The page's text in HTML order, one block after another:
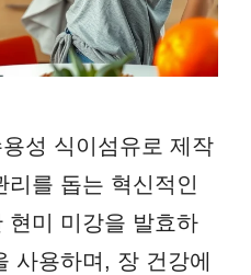
성 식이섬유로 제작
리를 돕는 혁신적인
현미 미강을 발효하
사용하며, 장 건강에